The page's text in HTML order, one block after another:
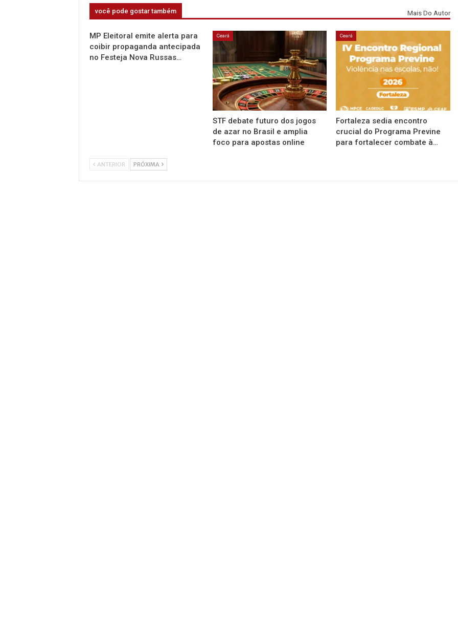
você pode gostar também Mais Do Autor
MP Eleitoral emite alerta para
coibir propaganda antecipada
no Festeja Nova Russas…
Ceará
STF debate futuro dos jogos
de azar no Brasil e amplia
foco para apostas online
Ceará
Fortaleza sedia encontro
crucial do Programa Previne
para fortalecer combate à…
ANTERIOR PRÓXIMA